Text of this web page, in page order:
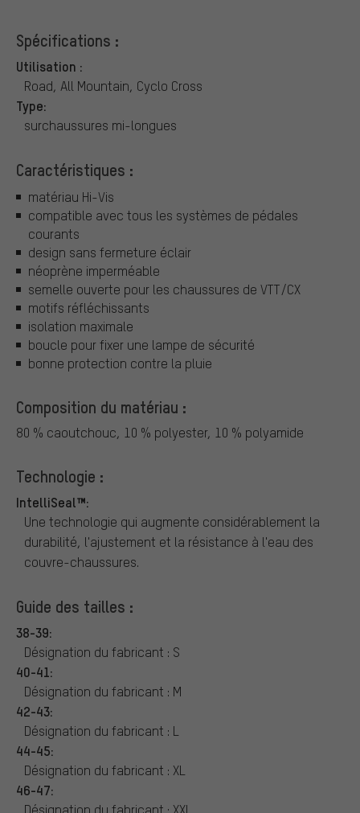
Spécifications :
Utilisation :
Road, All Mountain, Cyclo Cross
Type:
surchaussures mi-longues
Caractéristiques :
matériau Hi-Vis
compatible avec tous les systèmes de pédales
courants
design sans fermeture éclair
néoprène imperméable
semelle ouverte pour les chaussures de VTT/CX
motifs réfléchissants
isolation maximale
boucle pour fixer une lampe de sécurité
bonne protection contre la pluie
Composition du matériau :
80 % caoutchouc, 10 % polyester, 10 % polyamide
Technologie :
IntelliSeal™:
Une technologie qui augmente considérablement la
durabilité, l'ajustement et la résistance à l'eau des
couvre-chaussures.
Guide des tailles :
38-39:
Désignation du fabricant : S
40-41:
Désignation du fabricant : M
42-43:
Désignation du fabricant : L
44-45:
Désignation du fabricant : XL
46-47:
Désignation du fabricant : XXL